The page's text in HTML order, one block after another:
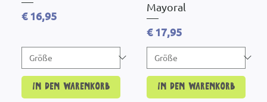
Preis
€ 16,95
In den Warenkorb
Mayoral
Preis
€ 17,95
In den Warenkorb